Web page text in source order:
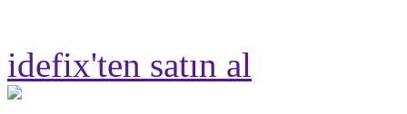
idefix'ten satın al